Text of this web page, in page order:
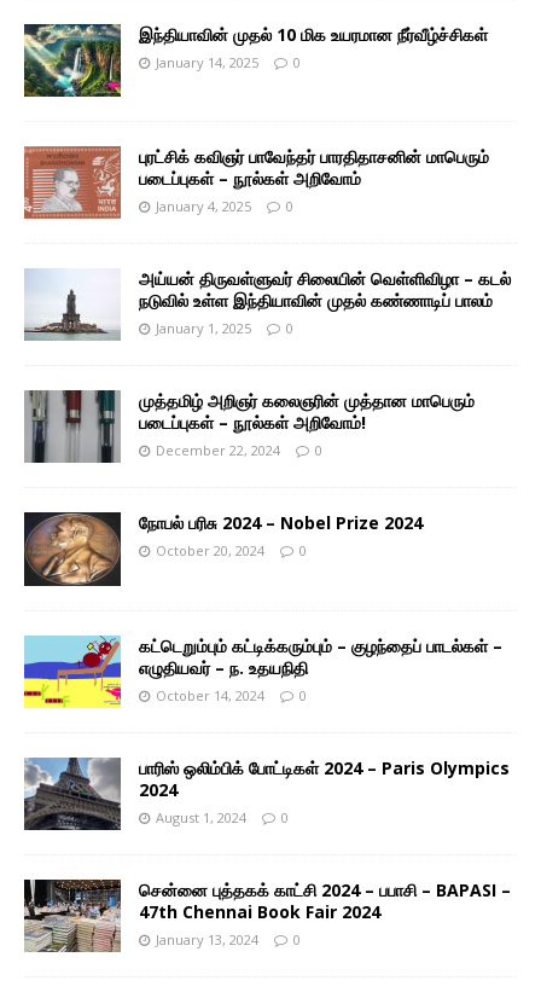
இந்தியாவின் முதல் 10 மிக உயரமான நீர்வீழ்ச்சிகள்
January 14, 2025 0
புரட்சிக் கவிஞர் பாவேந்தர் பாரதிதாசனின் மாபெரும்
படைப்புகள் – நூல்கள் அறிவோம்
January 4, 2025 0
அய்யன் திருவள்ளுவர் சிலையின் வெள்ளிவிழா – கடல்
நடுவில் உள்ள இந்தியாவின் முதல் கண்ணாடிப் பாலம்
January 1, 2025 0
முத்தமிழ் அறிஞர் கலைஞரின் முத்தான மாபெரும்
படைப்புகள் – நூல்கள் அறிவோம்!
December 22, 2024 0
நோபல் பரிசு 2024 – Nobel Prize 2024
October 20, 2024 0
கட்டெறும்பும் கட்டிக்கரும்பும் – குழந்தைப் பாடல்கள் –
எழுதியவர் – ந. உதயநிதி
October 14, 2024 0
பாரிஸ் ஒலிம்பிக் போட்டிகள் 2024 – Paris Olympics
2024
August 1, 2024 0
சென்னை புத்தகக் காட்சி 2024 – பபாசி – BAPASI –
47th Chennai Book Fair 2024
January 13, 2024 0